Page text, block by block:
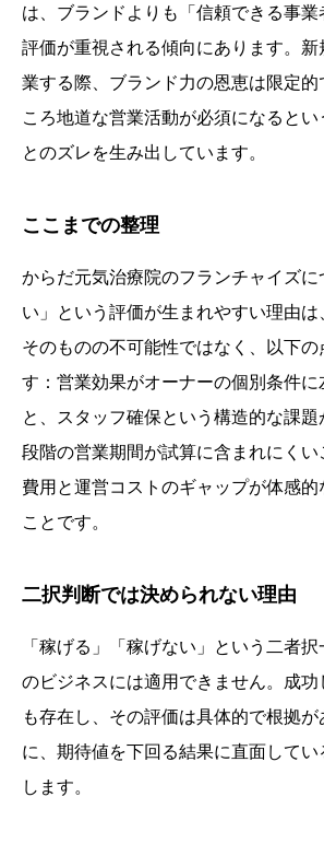
は、ブランドよりも「信頼できる事業
評価が重視される傾向にあります。新
業する際、ブランド力の恩恵は限定的
ころ地道な営業活動が必須になると
とのズレを生み出しています。
ここまでの整理
からだ元気治療院のフランチャイズに
い」という評価が生まれやすい理由
そのものの不可能性ではなく、以下の
す：営業効果がオーナーの個別条件に
と、スタッフ確保という構造的な課題
段階の営業期間が試算に含まれにくい
費用と運営コストのギャップが体感的
ことです。
二択判断では決められない理由
「稼げる」「稼げない」という二者
のビジネスには適用できません。成功
も存在し、その評価は具体的で根拠
に、期待値を下回る結果に直面して
します。